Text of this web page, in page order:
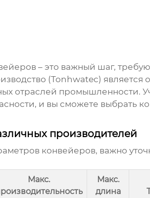
– это важный шаг,
(Tonhwatec)
отраслей промышленности.
и вы сможете выбрать
производителей
конвейеров, важно
Макс.
Макс.
длина